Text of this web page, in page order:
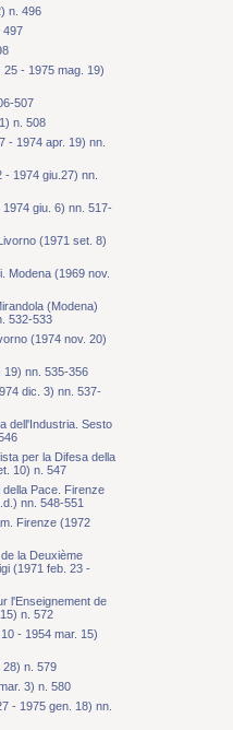
n. 496
497
- 1975 mag. 19)
507
n. 508
- 1974 apr. 19) nn.
1974 giu.27) nn.
giu. 6) nn. 517-
(1971 set. 8)
Modena (1969 nov.
(Modena)
532-533
(1974 nov. 20)
19) nn. 535-356
dic. 3) nn. 537-
dell'Industria. Sesto
per la Difesa della
10) n. 547
della Pace. Firenze
nn. 548-551
Firenze (1972
la Deuxième
(1971 feb. 23 -
l'Enseignement de
n. 572
- 1954 mar. 15)
28) n. 579
3) n. 580
- 1975 gen. 18) nn.